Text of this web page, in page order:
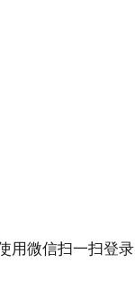
用微信扫一扫登录